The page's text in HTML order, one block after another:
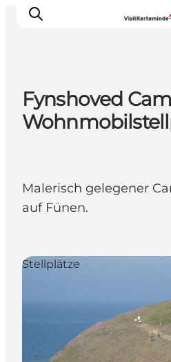
Sehenswürdigkeiten
Reiseplanung
Veranstaltungen
Fynshoved
Malerisch gelegener
auf Fünen.
Stellplätze